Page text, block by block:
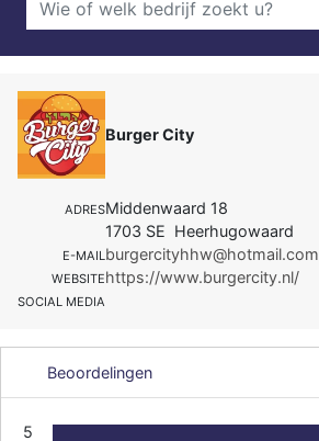
Burger City
ADRESMiddenwaard 18
1703 SE Heerhugowaard
E-MAILburgercityhhw@hotmail.com
WEBSITEhttps://www.burgercity.nl/
SOCIAL MEDIA
Beoordelingen
5